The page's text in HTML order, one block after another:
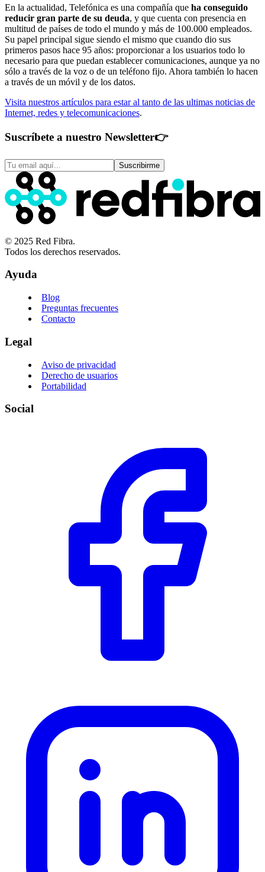
En la actualidad, Telefónica es una compañía que ha conseguido
reducir gran parte de su deuda, y que cuenta con presencia en
multitud de países de todo el mundo y más de 100.000 empleados.
Su papel principal sigue siendo el mismo que cuando dio sus
primeros pasos hace 95 años: proporcionar a los usuarios todo lo
necesario para que puedan establecer comunicaciones, aunque ya no
sólo a través de la voz o de un teléfono fijo. Ahora también lo hacen
a través de un móvil y de los datos.
Visita nuestros artículos para estar al tanto de las ultimas noticias de
Internet, redes y telecomunicaciones.
Suscríbete a nuestro Newsletter👉
Suscribirme
© 2025 Red Fibra.
Todos los derechos reservados.
Ayuda
Blog
Preguntas frecuentes
Contacto
Legal
Aviso de privacidad
Derecho de usuarios
Portabilidad
Social